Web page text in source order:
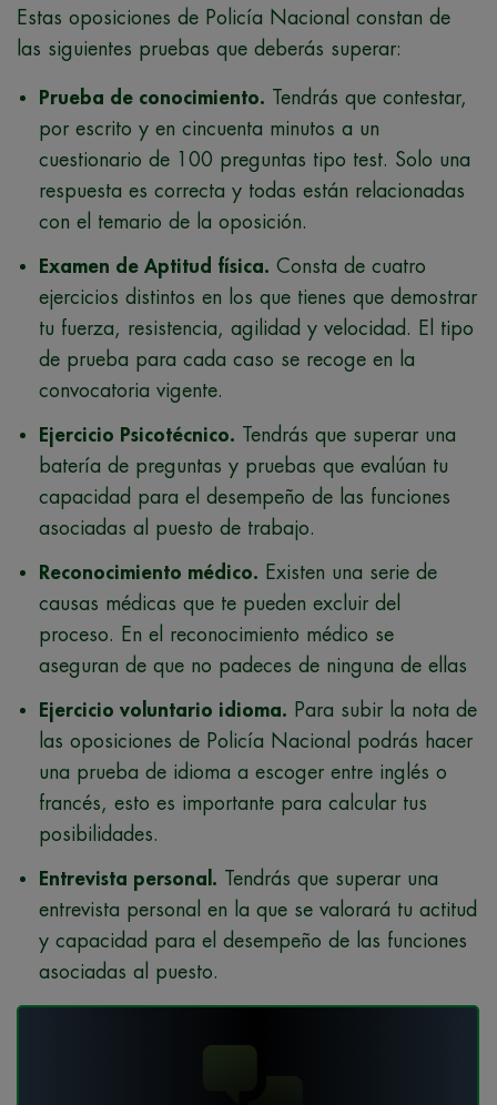
Estas oposiciones de Policía Nacional constan de
las siguientes pruebas que deberás superar:
Prueba de conocimiento. Tendrás que contestar,
por escrito y en cincuenta minutos a un
cuestionario de 100 preguntas tipo test. Solo una
respuesta es correcta y todas están relacionadas
con el temario de la oposición.
Examen de Aptitud física. Consta de cuatro
ejercicios distintos en los que tienes que demostrar
tu fuerza, resistencia, agilidad y velocidad. El tipo
de prueba para cada caso se recoge en la
convocatoria vigente.
Ejercicio Psicotécnico. Tendrás que superar una
batería de preguntas y pruebas que evalúan tu
capacidad para el desempeño de las funciones
asociadas al puesto de trabajo.
Reconocimiento médico. Existen una serie de
causas médicas que te pueden excluir del
proceso. En el reconocimiento médico se
aseguran de que no padeces de ninguna de ellas
Ejercicio voluntario idioma. Para subir la nota de
las oposiciones de Policía Nacional podrás hacer
una prueba de idioma a escoger entre inglés o
francés, esto es importante para calcular tus
posibilidades.
Entrevista personal. Tendrás que superar una
entrevista personal en la que se valorará tu actitud
y capacidad para el desempeño de las funciones
asociadas al puesto.